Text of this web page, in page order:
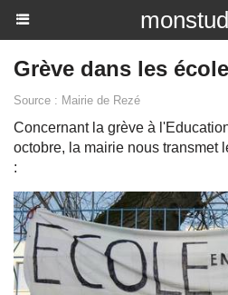
Grève dans les
Source : Mairie de Rezé
Concernant la grève à
octobre, la mairie nous transmet
: